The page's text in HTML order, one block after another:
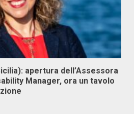
apertura dell’Assessora
Manager, ora un tavolo